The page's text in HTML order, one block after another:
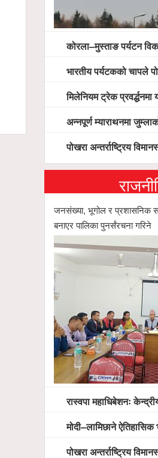
शान्ति ¥याली सम्पन्न
कोरला–मुस्ताङ पर्यटन विकासलाई गति दिने सरकारको
भारतीय पर्यटकको चापले
मिलेनियम ट्रेक प्रवर्द्धनमा योगदान : राससका वासुदेव
अन्नपूर्ण म्याराथनमा जुम्लाको दबदबा : दलबहादुर र
पोखरा अन्तर्राष्ट्रिय विमानस्थलमा फ्लाई दुबईको बढ्दो चासो, ६ घण्टा
जनसंख्या, भूगोल र प्रशासनिक
बनाएर पालिका पुनर्संरचना गरिने
रास्वपा महाधिबेशनः केन्द्रीय
मोदी–लामिछाने ऐतिहासिक भेट ः नेपाल–भारत
पोखरा अन्तर्राष्ट्रिय विमानस्थलमा फ्लाई दुबईको बढ्दो चासो, ६ घण्टा